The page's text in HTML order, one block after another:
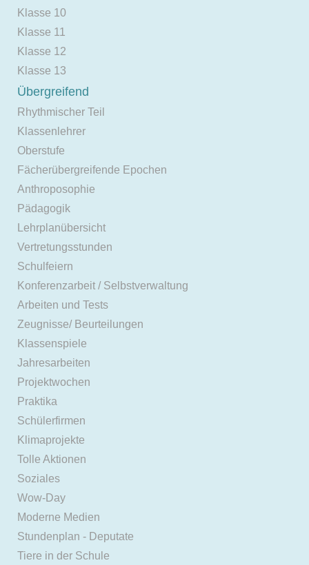
Klasse 10
Klasse 11
Klasse 12
Klasse 13
Übergreifend
Rhythmischer Teil
Klassenlehrer
Oberstufe
Fächerübergreifende Epochen
Anthroposophie
Pädagogik
Lehrplanübersicht
Vertretungsstunden
Schulfeiern
Konferenzarbeit / Selbstverwaltung
Arbeiten und Tests
Zeugnisse/ Beurteilungen
Klassenspiele
Jahresarbeiten
Projektwochen
Praktika
Schülerfirmen
Klimaprojekte
Tolle Aktionen
Soziales
Wow-Day
Moderne Medien
Stundenplan - Deputate
Tiere in der Schule